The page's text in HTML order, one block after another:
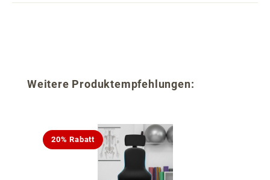
Produktgalerie überspringen
Weitere Produktempfehlungen:
20% Rabatt